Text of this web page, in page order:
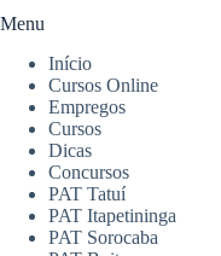
Menu
Início
Cursos Online
Empregos
Cursos
Dicas
Concursos
PAT Tatuí
PAT Itapetininga
PAT Sorocaba